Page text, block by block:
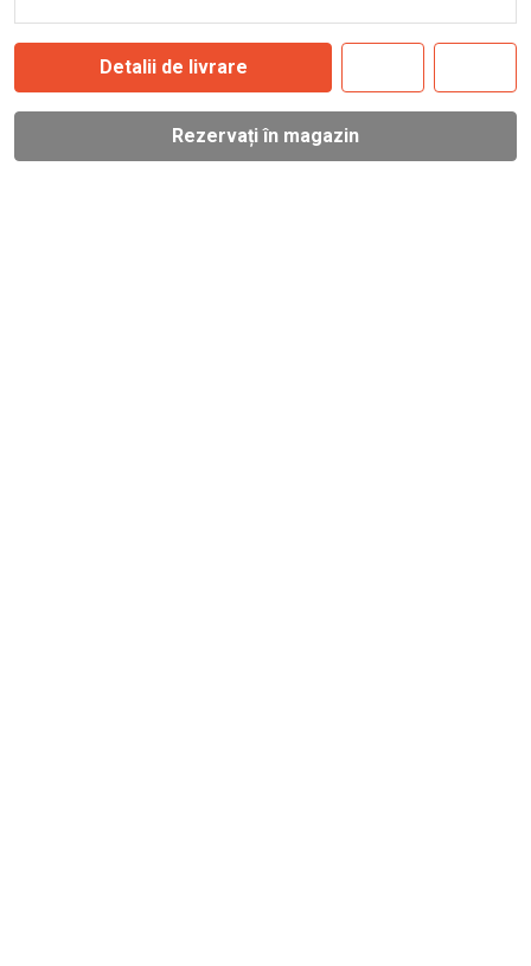
Detalii de livrare
Rezervați în magazin